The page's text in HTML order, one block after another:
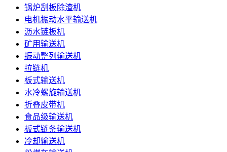
锅炉刮板除渣机
电机振动水平输送机
沥水链板机
矿用输送机
振动整列输送机
拉链机
板式输送机
水冷螺旋输送机
折叠皮带机
食品级输送机
板式链条输送机
冷却输送机